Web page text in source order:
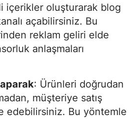
içerikler oluşturarak blog
açabilirsiniz. Bu
reklam geliri elde
anlaşmaları
: Ürünleri doğrudan
müşteriye satış
edebilirsiniz. Bu yöntemle